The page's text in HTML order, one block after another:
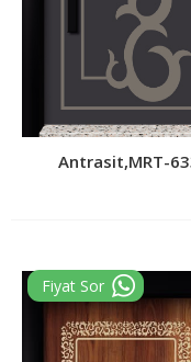
Antrasit,MRT-